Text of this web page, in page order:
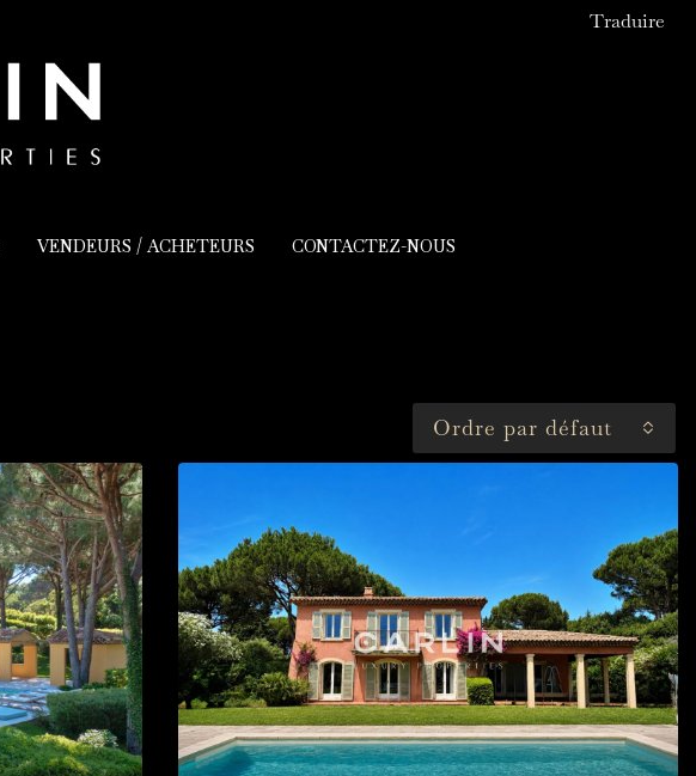
VENDEURS / ACHETEURS CONTACTEZ-NOUS
Ordre par défaut
Traduire